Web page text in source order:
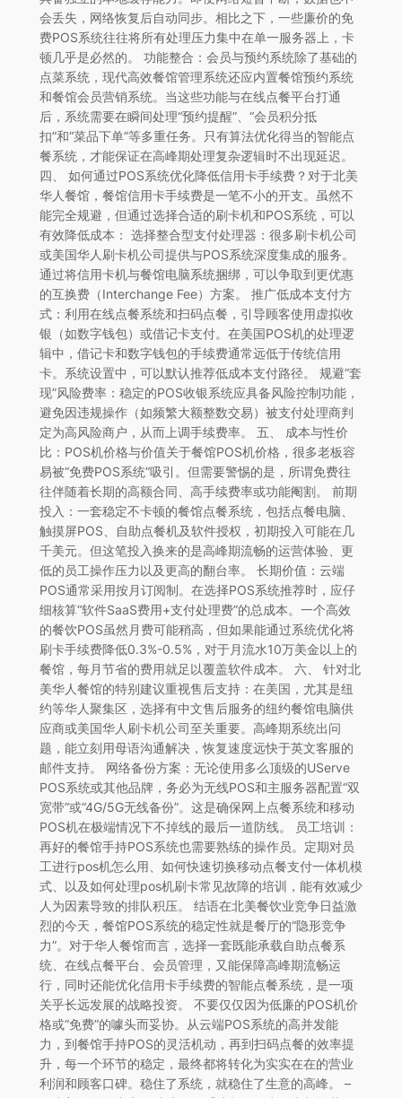
会丢失，网络恢复后自动同步。相比之下，一些廉价的免
费POS系统往往将所有处理压力集中在单一服务器上，卡
顿几乎是必然的。 功能整合：会员与预约系统除了基础的
点菜系统，现代高效餐馆管理系统还应内置餐馆预约系统
和餐馆会员营销系统。当这些功能与在线点餐平台打通
后，系统需要在瞬间处理“预约提醒”、“会员积分抵
扣”和“菜品下单”等多重任务。只有算法优化得当的智能点
餐系统，才能保证在高峰期处理复杂逻辑时不出现延迟。
四、 如何通过POS系统优化降低信用卡手续费？对于北美
华人餐馆，餐馆信用卡手续费是一笔不小的开支。虽然不
能完全规避，但通过选择合适的刷卡机和POS系统，可以
有效降低成本： 选择整合型支付处理器：很多刷卡机公司
或美国华人刷卡机公司提供与POS系统深度集成的服务。
通过将信用卡机与餐馆电脑系统捆绑，可以争取到更优惠
的互换费（Interchange Fee）方案。 推广低成本支付方
式：利用在线点餐系统和扫码点餐，引导顾客使用虚拟收
银（如数字钱包）或借记卡支付。在美国POS机的处理逻
辑中，借记卡和数字钱包的手续费通常远低于传统信用
卡。系统设置中，可以默认推荐低成本支付路径。 规避“套
现”风险费率：稳定的POS收银系统应具备风险控制功能，
避免因违规操作（如频繁大额整数交易）被支付处理商判
定为高风险商户，从而上调手续费率。 五、 成本与性价
比：POS机价格与价值关于餐馆POS机价格，很多老板容
易被“免费POS系统”吸引。但需要警惕的是，所谓免费往
往伴随着长期的高额合同、高手续费率或功能阉割。 前期
投入：一套稳定不卡顿的餐馆点餐系统，包括点餐电脑、
触摸屏POS、自助点餐机及软件授权，初期投入可能在几
千美元。但这笔投入换来的是高峰期流畅的运营体验、更
低的员工操作压力以及更高的翻台率。 长期价值：云端
POS通常采用按月订阅制。在选择POS系统推荐时，应仔
细核算“软件SaaS费用+支付处理费”的总成本。一个高效
的餐饮POS虽然月费可能稍高，但如果能通过系统优化将
刷卡手续费降低0.3%-0.5%，对于月流水10万美金以上的
餐馆，每月节省的费用就足以覆盖软件成本。 六、 针对北
美华人餐馆的特别建议重视售后支持：在美国，尤其是纽
约等华人聚集区，选择有中文售后服务的纽约餐馆电脑供
应商或美国华人刷卡机公司至关重要。高峰期系统出问
题，能立刻用母语沟通解决，恢复速度远快于英文客服的
邮件支持。 网络备份方案：无论使用多么顶级的UServe
POS系统或其他品牌，务必为无线POS和主服务器配置“双
宽带”或“4G/5G无线备份”。这是确保网上点餐系统和移动
POS机在极端情况下不掉线的最后一道防线。 员工培训：
再好的餐馆手持POS系统也需要熟练的操作员。定期对员
工进行pos机怎么用、如何快速切换移动点餐支付一体机模
式、以及如何处理pos机刷卡常见故障的培训，能有效减少
人为因素导致的排队积压。 结语在北美餐饮业竞争日益激
烈的今天，餐馆POS系统的稳定性就是餐厅的“隐形竞争
力”。对于华人餐馆而言，选择一套既能承载自助点餐系
统、在线点餐平台、会员管理，又能保障高峰期流畅运
行，同时还能优化信用卡手续费的智能点餐系统，是一项
关乎长远发展的战略投资。 不要仅仅因为低廉的POS机价
格或“免费”的噱头而妥协。从云端POS系统的高并发能
力，到餐馆手持POS的灵活机动，再到扫码点餐的效率提
升，每一个环节的稳定，最终都将转化为实实在在的营业
利润和顾客口碑。稳住了系统，就稳住了生意的高峰。 –